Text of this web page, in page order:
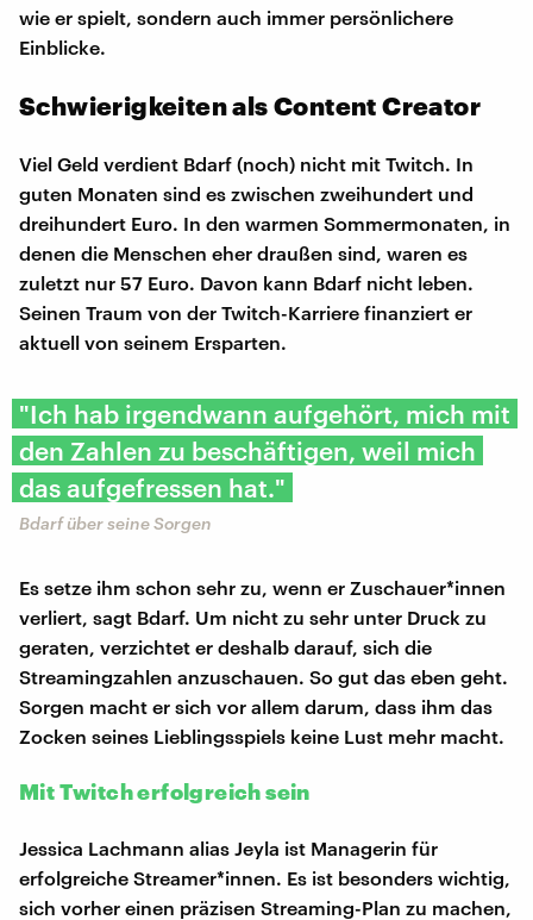
wie er spielt, sondern auch immer persönlichere
Einblicke.
Schwierigkeiten als Content Creator
Viel Geld verdient Bdarf (noch) nicht mit Twitch. In
guten Monaten sind es zwischen zweihundert und
dreihundert Euro. In den warmen Sommermonaten, in
denen die Menschen eher draußen sind, waren es
zuletzt nur 57 Euro. Davon kann Bdarf nicht leben.
Seinen Traum von der Twitch-Karriere finanziert er
aktuell von seinem Ersparten.
"Ich hab irgendwann aufgehört, mich mit
den Zahlen zu beschäftigen, weil mich
das aufgefressen hat."
Bdarf über seine Sorgen
Es setze ihm schon sehr zu, wenn er Zuschauer*innen
verliert, sagt Bdarf. Um nicht zu sehr unter Druck zu
geraten, verzichtet er deshalb darauf, sich die
Streamingzahlen anzuschauen. So gut das eben geht.
Sorgen macht er sich vor allem darum, dass ihm das
Zocken seines Lieblingsspiels keine Lust mehr macht.
Mit Twitch erfolgreich sein
Jessica Lachmann alias Jeyla ist Managerin für
erfolgreiche Streamer*innen. Es ist besonders wichtig,
sich vorher einen präzisen Streaming-Plan zu machen,